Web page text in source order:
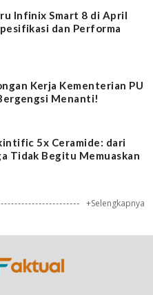
Infinix Smart 8 di April
dan Performa
Kerja Kementerian PU
Menanti!
5x Ceramide: dari
Tidak Begitu Memuaskan
+Selengkapnya